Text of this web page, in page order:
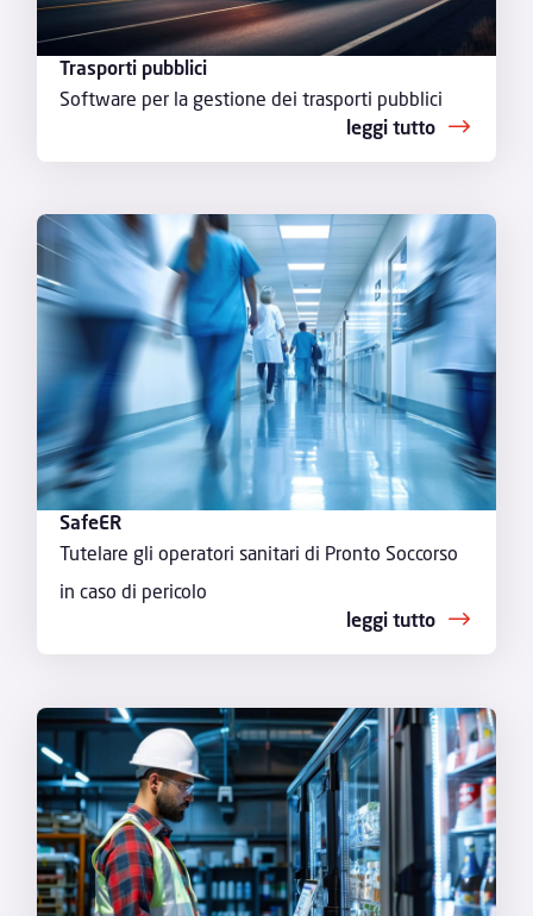
Trasporti pubblici
Software per la gestione dei trasporti pubblici
leggi tutto
SafeER
Tutelare gli operatori sanitari di Pronto Soccorso
in caso di pericolo
leggi tutto